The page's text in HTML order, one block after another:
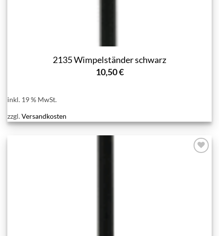
2135 Wimpelständer schwarz
10,50€
inkl. 19 % MwSt.
zzgl.Versandkosten